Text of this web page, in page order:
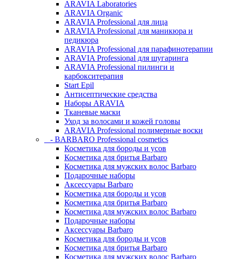
ARAVIA Laboratories
ARAVIA Organic
ARAVIA Professional для лица
ARAVIA Professional для маникюра и
педикюра
ARAVIA Professional для парафинотерапии
ARAVIA Professional для шугаринга
ARAVIA Professional пилинги и
карбокситерапия
Start Epil
Антисептические средства
Наборы ARAVIA
Тканевые маски
Уход за волосами и кожей головы
ARAVIA Professional полимерные воски
- BARBARO Professional cosmetics
Косметика для бороды и усов
Косметика для бритья Barbaro
Косметика для мужских волос Barbaro
Подарочные наборы
Аксессуары Barbaro
Косметика для бороды и усов
Косметика для бритья Barbaro
Косметика для мужских волос Barbaro
Подарочные наборы
Аксессуары Barbaro
Косметика для бороды и усов
Косметика для бритья Barbaro
Косметика для мужских волос Barbaro